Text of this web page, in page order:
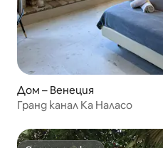
Дом – Венеция
Гранд канал Ка Наласо